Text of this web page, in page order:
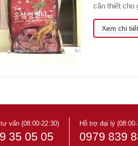
cần thiết cho
Xem chi
vấn (08:00-22:30)
35 05 05
Hỗ trợ đại lý (08:00-
0979 839